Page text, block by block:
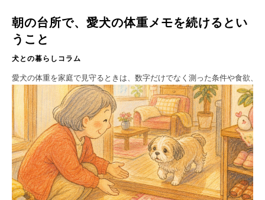
朝の台所で、愛犬の体重メモを続けるとい
うこと
犬との暮らしコラム
愛犬の体重を家庭で見守るときは、数字だけでなく測った条件や食欲